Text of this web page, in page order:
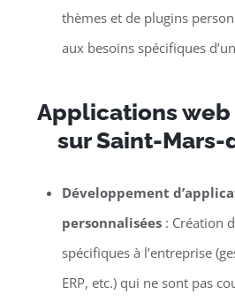
thèmes et de plugins
aux besoins spécifiques
Applications web
sur Saint-
Développement
personnalisées: Création
spécifiques à l’entreprise
ERP, etc.) qui ne sont pas